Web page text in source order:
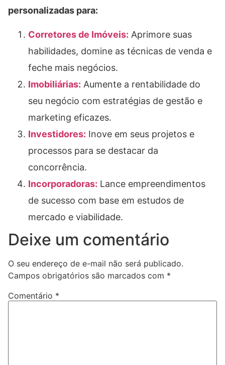
personalizadas para:
Corretores de Imóveis: Aprimore suas
habilidades, domine as técnicas de venda e
feche mais negócios.
Imobiliárias: Aumente a rentabilidade do
seu negócio com estratégias de gestão e
marketing eficazes.
Investidores: Inove em seus projetos e
processos para se destacar da
concorrência.
Incorporadoras: Lance empreendimentos
de sucesso com base em estudos de
mercado e viabilidade.
Deixe um comentário
O seu endereço de e-mail não será publicado.
Campos obrigatórios são marcados com *
Comentário *